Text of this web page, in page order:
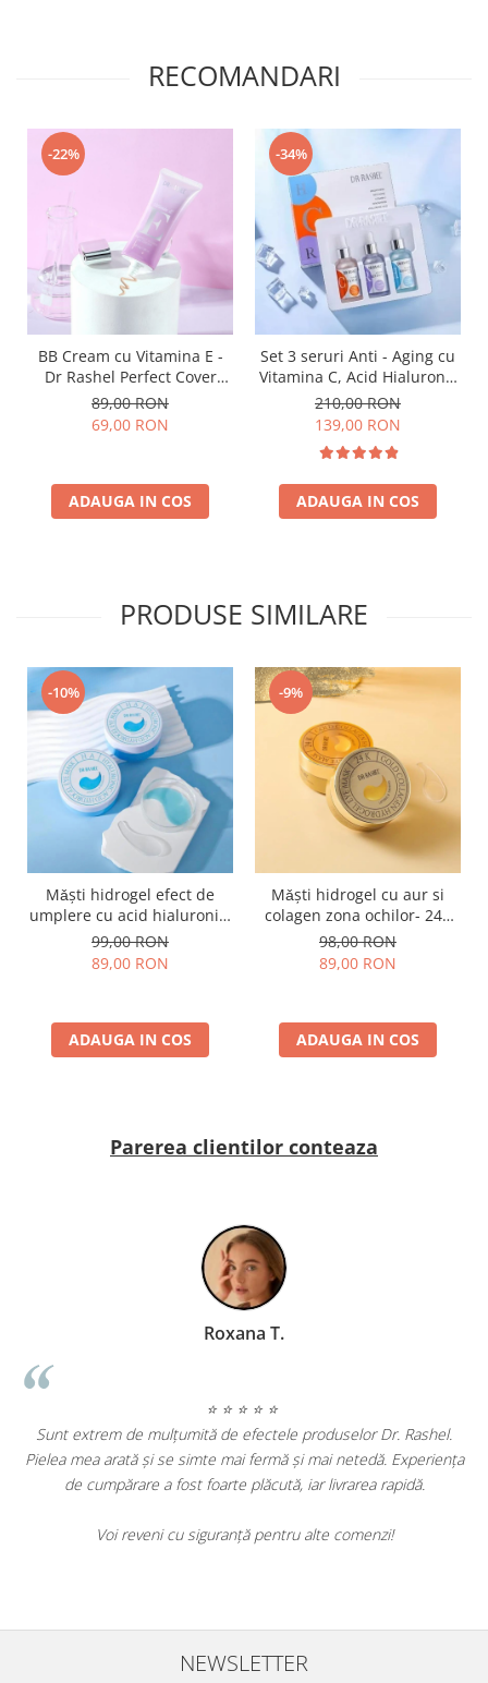
RECOMANDARI
-22%
BB Cream cu Vitamina E -
Dr Rashel Perfect Cover
makeup foundation - 30 gr
89,00 RON
69,00 RON
ADAUGA IN COS
-34%
Set 3 seruri Anti - Aging cu
Vitamina C, Acid Hialuronic
si Retinol - Dr. Rashel Facial
Serum pack
210,00 RON
139,00 RON
ADAUGA IN COS
PRODUSE SIMILARE
-10%
Mǎşti hidrogel efect de
umplere cu acid hialuronic-
Hydrogel Eye Mask 60buc
99,00 RON
89,00 RON
ADAUGA IN COS
-9%
Mǎşti hidrogel cu aur si
colagen zona ochilor- 24K
Gold Collagen - 60 buc
98,00 RON
89,00 RON
ADAUGA IN COS
Parerea clientilor conteaza
produselor Dr. Rashel.
și mai netedă. Experiența
iar livrarea rapidă.
alte comenzi!
Am încercat mai multe produse Dr.
de rezultate. Tenul meu este vizibil
NEWSLETTER